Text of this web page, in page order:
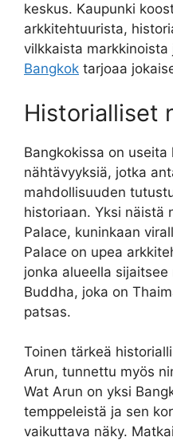
keskus. Kaupunki
arkkitehtuurista,
vilkkaista
Bangkok tarjoaa
Historialliset
Bangkokissa on useita
nähtävyyksiä, jotka
mahdollisuuden
historiaan. Yksi näistä
Palace, kuninkaan
Palace on upea
jonka alueella
Buddha, joka on
patsas.
Toinen tärkeä
Arun, tunnettu myös
Wat Arun on yksi
temppeleistä ja sen
vaikuttava näky.